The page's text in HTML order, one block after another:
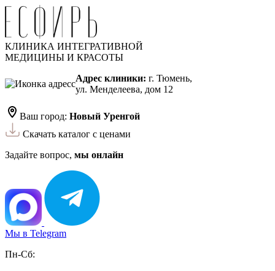
КЛИНИКА ИНТЕГРАТИВНОЙ
МЕДИЦИНЫ И КРАСОТЫ
Адрес клиники: г. Тюмень,
ул. Менделеева, дом 12
Ваш город: Новый Уренгой
Скачать каталог с ценами
Задайте вопрос, мы онлайн
Мы в Telegram
Пн-Сб: